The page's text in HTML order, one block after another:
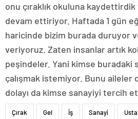
onu çıraklık okuluna
devam ettiriyor. Haftada 1 gün
haricinde bizim burada duruyor
veriyoruz. Zaten insanlar artık
peşindeler. Yani kimse buradaki
çalışmak istemiyor. Bunu aileler
dolayı da kimse sanayiyi tercih
Çırak Gel İş Sanayi Usta